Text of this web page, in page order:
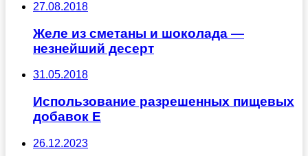
27.08.2018
Желе из сметаны и шоколада —
незнейший десерт
31.05.2018
Использование разрешенных пищевых
добавок Е
26.12.2023